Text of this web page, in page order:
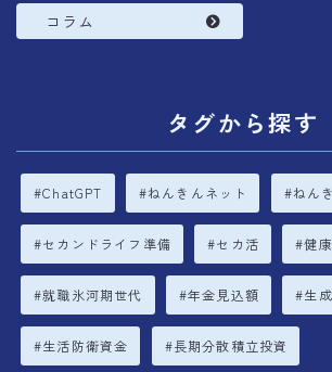
コラム
タグから探す
ChatGPT ねんきんネット ねん
セカンドライフ準備 セカ活 健
就職氷河期世代 年金見込額 生
生活防衛資金 長期分散積立投資